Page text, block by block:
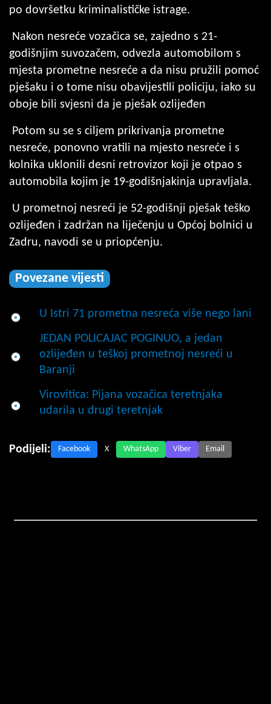
po dovršetku kriminalističke istrage.
Nakon nesreće vozačica se, zajedno s 21-
godišnjim suvozačem, odvezla automobilom s
mjesta prometne nesreće a da nisu pružili pomoć
pješaku i o tome nisu obavijestili policiju, iako su
oboje bili svjesni da je pješak ozlijeđen
Potom su se s ciljem prikrivanja prometne
nesreće, ponovno vratili na mjesto nesreće i s
kolnika uklonili desni retrovizor koji je otpao s
automobila kojim je 19-godišnjakinja upravljala.
U prometnoj nesreći je 52-godišnji pješak teško
ozlijeđen i zadržan na liječenju u Općoj bolnici u
Zadru, navodi se u priopćenju.
Povezane vijesti
U Istri 71 prometna nesreća više nego lani
JEDAN POLICAJAC POGINUO, a jedan
ozlijeđen u teškoj prometnoj nesreći u
Baranji
Virovitica: Pijana vozačica teretnjaka
udarila u drugi teretnjak
Podijeli: Facebook X WhatsApp Viber Email